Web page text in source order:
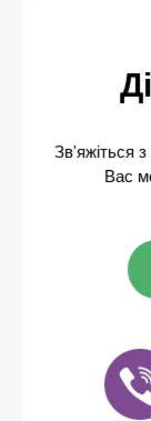
Зв'яжіться
Вас